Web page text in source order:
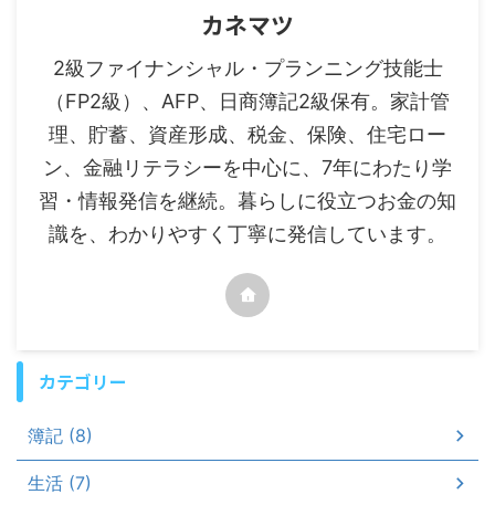
カネマツ
2級ファイナンシャル・プランニング技能士
（FP2級）、AFP、日商簿記2級保有。家計管
理、貯蓄、資産形成、税金、保険、住宅ロー
ン、金融リテラシーを中心に、7年にわたり学
習・情報発信を継続。暮らしに役立つお金の知
識を、わかりやすく丁寧に発信しています。
カテゴリー
簿記 (8)
生活 (7)